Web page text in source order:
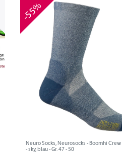
-55%
Neuro Socks, Neurosocks - Boomhi Crew
- sky, blau - Gr. 47 - 50